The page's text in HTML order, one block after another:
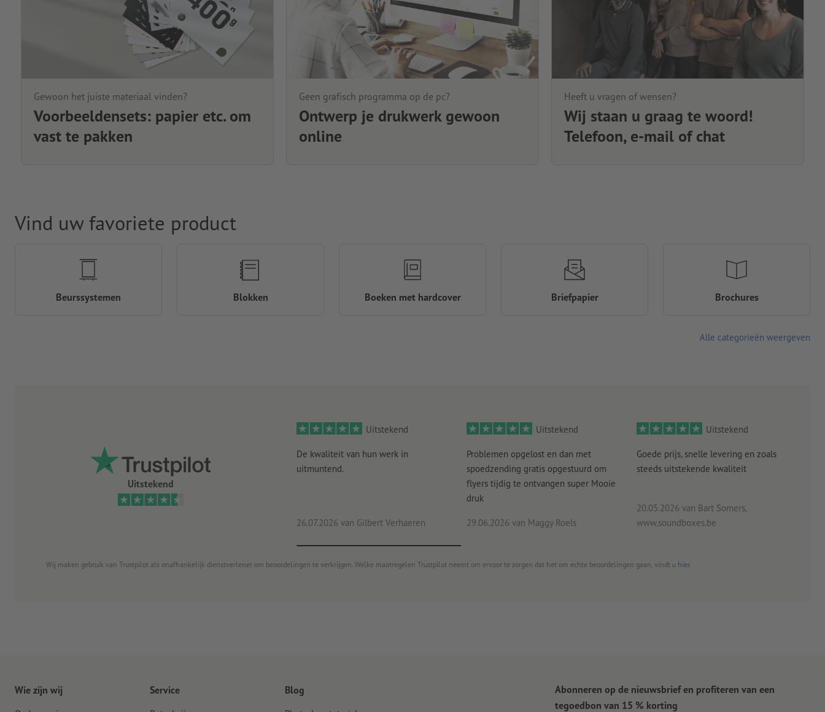
Gewoon het juiste materiaal vinden?
Voorbeeldensets: papier etc. om
vast te pakken
Geen grafisch programma op de pc?
Ontwerp je drukwerk gewoon
online
Heeft u vragen of wensen?
Wij staan u graag te woord!
Telefoon, e-mail of chat
Uitstekend
Uitstekend
De kwaliteit van hun werk in
uitmuntend.
26.07.2026 van Gilbert Verhaeren
Uitstekend
Problemen opgelost en dan met
spoedzending gratis opgestuurd om
flyers tijdig te ontvangen super Mooie
druk
29.06.2026 van Maggy Roels
Uitstekend
Goede prijs, snelle levering en zoals
steeds uitstekende kwaliteit
20.05.2026 van Bart Somers,
www.soundboxes.be
Wij maken gebruik van Trustpilot als onafhankelijk dienstverlener om beoordelingen te verkrijgen. Welke maatregelen Trustpilot neemt om ervoor te zorgen dat het om echte beoordelingen gaan, vindt u hier.
Vind uw favoriete product
Beurssystemen Blokken Boeken met hardcover Briefpapier Brochures
Alle categorieën weergeven
Wie zijn wij Service Blog
Abonneren op de nieuwsbrief en profiteren van een
tegoedbon van 15 % korting